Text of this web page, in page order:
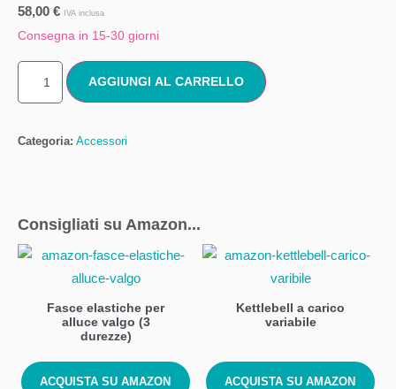
58,00 € IVA inclusa
Consegna in 15-30 giorni
AGGIUNGI AL CARRELLO
Categoria: Accessori
Consigliati su Amazon...
Fasce elastiche per
alluce valgo (3
durezze)
ACQUISTA SU AMAZON
Kettlebell a carico
variabile
ACQUISTA SU AMAZON